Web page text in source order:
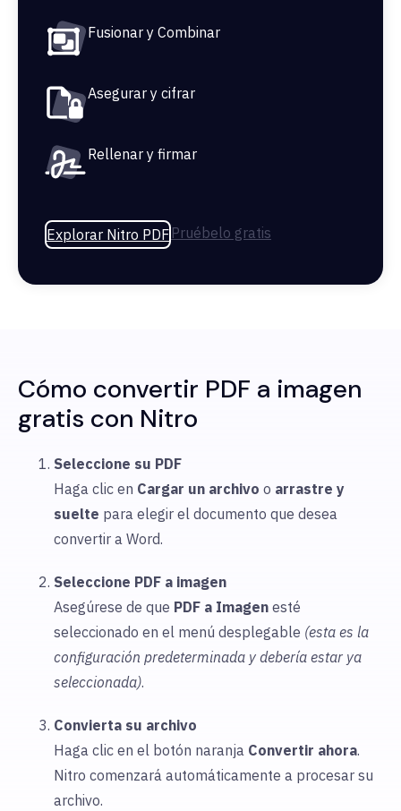
Fusionar y Combinar
Asegurar y cifrar
Rellenar y firmar
Explorar Nitro PDF Pruébelo gratis
Cómo convertir PDF a imagen
gratis con Nitro
Seleccione su PDF
Haga clic en Cargar un archivo o arrastre y
suelte para elegir el documento que desea
convertir a Word.
Seleccione PDF a imagen
Asegúrese de que PDF a Imagen esté
seleccionado en el menú desplegable (esta es la
configuración predeterminada y debería estar ya
seleccionada).
Convierta su archivo
Haga clic en el botón naranja Convertir ahora.
Nitro comenzará automáticamente a procesar su
archivo.